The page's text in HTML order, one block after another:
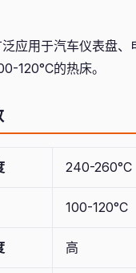
应用于汽车仪表盘
120°C的热床。
240-260°C
100-120°C
高